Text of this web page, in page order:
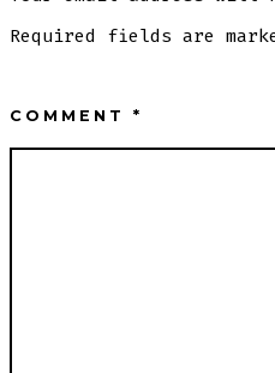
Required fields are
COMMENT*